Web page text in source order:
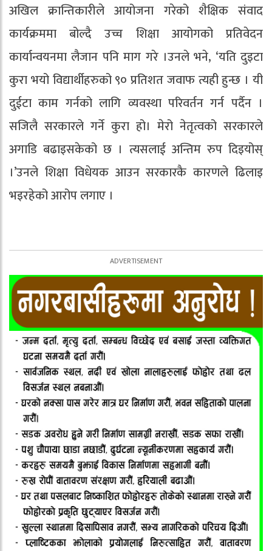
अखिल क्रान्तिकारीले आयोजना गरेको शैक्षिक संवाद
कार्यक्रममा बोल्दै उच्च शिक्षा आयोगको प्रतिवेदन
कार्यान्वयनमा लैजान पनि माग गरे ।उनले भने, ‘यति दुइटा
कुरा भयो विद्यार्थीहरुको ९० प्रतिशत जवाफ त्यही हुन्छ । यी
दुईटा काम गर्नको लागि व्यवस्था परिवर्तन गर्न पर्दैन ।
सजिलै सरकारले गर्ने कुरा हो। मेरो नेतृत्वको सरकारले
अगाडि बढाइसकेको छ । त्यसलाई अन्तिम रुप दिइयोस्
।’उनले शिक्षा विधेयक आउन सरकारकै कारणले ढिलाइ
भइरहेको आरोप लगाए ।